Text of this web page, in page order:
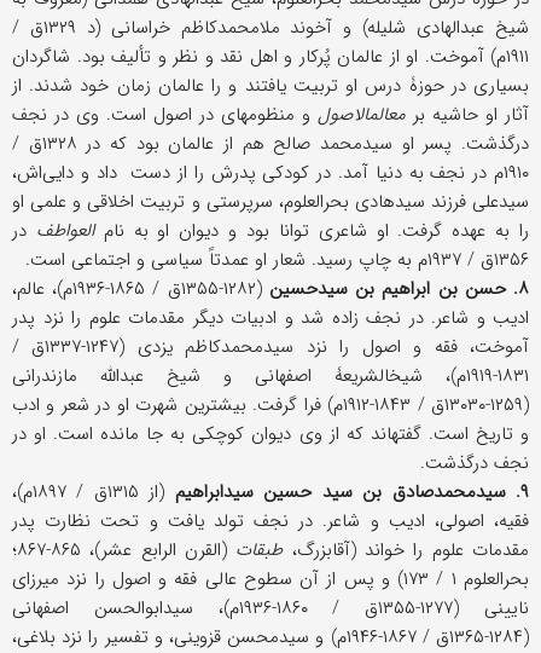
شیخ عبدالهادی شلیله) و آخوند ملامحمدکاظم خراسانی (د ۱۳۲۹ق /
۱۹۱۱م) آموخت. او از عالمان پُرکار و اهل نقد و نظر و تألیف بود. شاگردان
بسیاری در حوزۀ درس او تربیت یافتند و را عالمان زمان خود شدند. از
آثار او حاشیه بر معالم‎الاصول
و منظومه‎ای در اصول است. وی در نجف
درگذشت. پسر او سیدمحمد صالح هم از عالمان بود که در ۱۳۲۸ق /
۱۹۱۰م در نجف به دنیا آمد. در کودکی پدرش را از دست داد و دایی‌اش،
سیدعلی فرزند سیدهادی بحرالعلوم، سرپرستی و تربیت اخلاقی و علمی او
را به عهده گرفت. او شاعری توانا بود و دیوان او به نامالعواطف در
۱۳۵۶ق / ۱۹۳۷م به چاپ رسید. شعار او عمدتاً سیاسی و اجتماعی است.
۸. حسن بن ابراهیم بن سیدحسین
(۱۲۸۲-۱۳۵۵ق / ۱۸۶۵-۱۹۳۶م)، عالم،
ادیب و شاعر. در نجف زاده شد و ادبیات دیگر مقدمات علوم را نزد پدر
آموخت، فقه و اصول را نزد سیدمحمدکاظم یزدی (۱۲۴۷-۱۳۳۷ق /
۱۸۳۱-۱۹۱۹م)، شیخ‎الشریعۀ اصفهانی و شیخ عبدالله مازندرانی
(۱۲۵۹-۱۳۰۳۰ق / ۱۸۴۳-۱۹۱۲م) فرا گرفت. بیشترین شهرت او در شعر و ادب
و تاریخ است. گفته‎اند که از وی دیوان کوچکی به جا مانده است. او در
نجف درگذشت.
۹. سیدمحمدصادق بن سید حسین سیدابراهیم
(از ۱۳۱۵ق / ۱۸۹۷م)،
فقیه، اصولی، ادیب و شاعر. در نجف تولد یافت و تحت نظارت پدر
مقدمات علوم را خواند (آقابزرگ،طبقات
(القرن الرابع عشر)، ۸۶۵-۸۶۷؛
بحرالعلوم ۱ / ۱۷۳) و پس از آن سطوح عالی فقه و اصول را نزد میرزای
نایینی (۱۲۷۷-۱۳۵۵ق / ۱۸۶۰-۱۹۳۶م)، سیدابوالحسن اصفهانی
(۱۲۸۴-۱۳۶۵ق / ۱۸۶۷-۱۹۴۶م) و سیدمحسن قزوینی، و تفسیر را نزد بلاغی،